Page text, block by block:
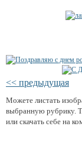
<< предыдущая
Можете листать
выбранную рубрику.
или скачать себе на